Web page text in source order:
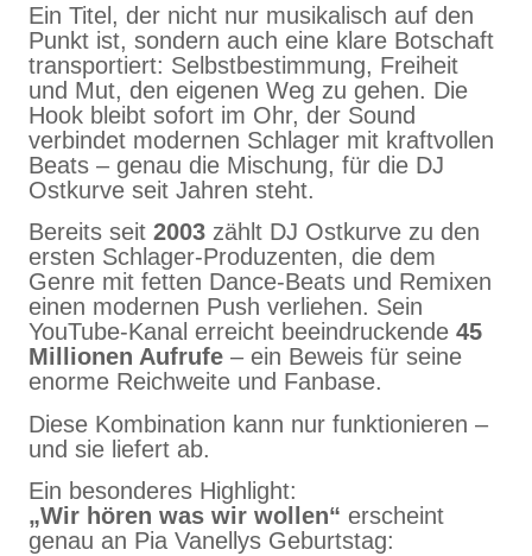
Ein Titel, der nicht nur musikalisch auf den
Punkt ist, sondern auch eine klare Botschaft
transportiert: Selbstbestimmung, Freiheit
und Mut, den eigenen Weg zu gehen. Die
Hook bleibt sofort im Ohr, der Sound
verbindet modernen Schlager mit kraftvollen
Beats – genau die Mischung, für die DJ
Ostkurve seit Jahren steht.
Bereits seit 2003 zählt DJ Ostkurve zu den
ersten Schlager-Produzenten, die dem
Genre mit fetten Dance-Beats und Remixen
einen modernen Push verliehen. Sein
YouTube-Kanal erreicht beeindruckende 45
Millionen Aufrufe – ein Beweis für seine
enorme Reichweite und Fanbase.
Diese Kombination kann nur funktionieren –
und sie liefert ab.
Ein besonderes Highlight:
„Wir hören was wir wollen“ erscheint
genau an Pia Vanellys Geburtstag: